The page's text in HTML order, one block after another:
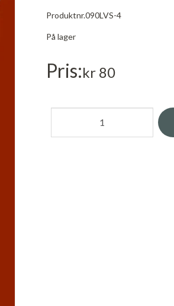
Produktnr.090LVS-4
På lager
Pris kr 80